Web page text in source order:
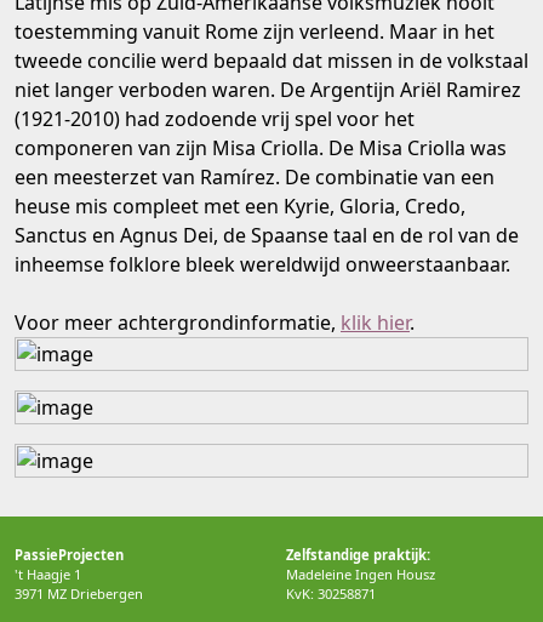
toestemming vanuit Rome zijn verleend. Maar in het
tweede concilie werd bepaald dat missen in de volkstaal
niet langer verboden waren. De Argentijn Ariël Ramirez
(1921-2010) had zodoende vrij spel voor het
componeren van zijn Misa Criolla. De Misa Criolla was
een meesterzet van Ramírez. De combinatie van een
heuse mis compleet met een Kyrie, Gloria, Credo,
Sanctus en Agnus Dei, de Spaanse taal en de rol van de
inheemse folklore bleek wereldwijd onweerstaanbaar.
Voor meer achtergrondinformatie, klik hier.
PassieProjecten
't Haagje 1
3971 MZ Driebergen
Zelfstandige praktijk:
Madeleine Ingen Housz
KvK: 30258871